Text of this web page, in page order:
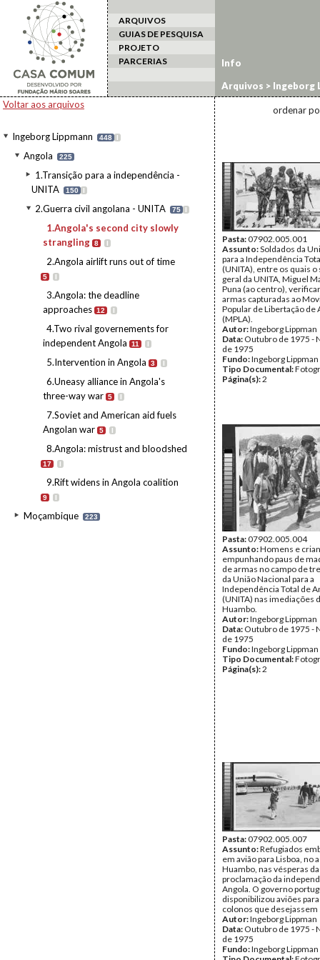
ARQUIVOS
GUIAS DE PESQUISA
PROJETO
PARCERIAS
Voltar aos arquivos
Ingeborg Lippmann 448 I
Angola 225
1.Transição para a independência -
UNITA
150 I
2.Guerra civil angolana - UNITA 75 I
1.Angola's second city slowly
strangling 8 I
2.Angola airlift runs out of time
5 I
3.Angola: the deadline
approaches 12 I
4.Two rival governements for
independent Angola
11 I
5.Intervention in Angola 3 I
6.Uneasy alliance in Angola's
three-way war 5 I
7.Soviet and American aid fuels
Angolan war 5 I
8.Angola: mistrust and bloodshed
17 I
9.Rift widens in Angola coalition
9 I
Moçambique 223
Info
Arquivos > Ingeborg
strangling
ordenar
Pasta:07902.005.001
Assunto:Soldados da
para a Independência
(UNITA), entre os quais
geral da UNITA, Miguel
Puna (ao centro),
armas capturadas ao
Popular de Libertação de
(MPLA).
Autor:Ingeborg Lippman
Data: Outubro de 1975 -
de 1975
Fundo:Ingeborg Lippman
Tipo Documental:
Página(s):2
Pasta:07902.005.004
Assunto:Homens e
empunhando paus de
de armas no campo de
da União Nacional para a
Independência Total de
(UNITA) nas imediações
Huambo.
Autor:Ingeborg Lippman
Data: Outubro de 1975 -
de 1975
Fundo:Ingeborg Lippman
Tipo Documental:
Página(s):2
Pasta:07902.005.007
Assunto:Refugiados
em avião para Lisboa, no
Huambo, nas vésperas da
proclamação da
Angola. O governo
disponibilizou aviões
colonos que desejassem
Autor:Ingeborg Lippman
Data: Outubro de 1975 -
de 1975
Fundo:Ingeborg Lippman